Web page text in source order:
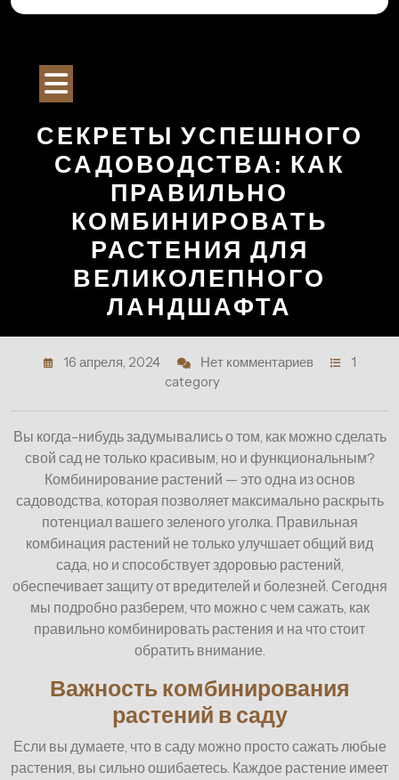
Перейти
Открыть
СЕКРЕТЫ УСПЕШНОГО
САДОВОДСТВА: КАК
ПРАВИЛЬНО
КОМБИНИРОВАТЬ
РАСТЕНИЯ ДЛЯ
ВЕЛИКОЛЕПНОГО
ЛАНДШАФТА
16 апреля, 2024 Нет комментариев
1
category
Вы когда-нибудь задумывались о том, как можно сделать
свой сад не только красивым, но и функциональным?
Комбинирование растений — это одна из основ
садоводства, которая позволяет максимально раскрыть
потенциал вашего зеленого уголка. Правильная
комбинация растений не только улучшает общий вид
сада, но и способствует здоровью растений,
обеспечивает защиту от вредителей и болезней. Сегодня
мы подробно разберем, что можно с чем сажать, как
правильно комбинировать растения и на что стоит
обратить внимание.
Важность комбинирования
растений в саду
Если вы думаете, что в саду можно просто сажать любые
растения, вы сильно ошибаетесь. Каждое растение имеет